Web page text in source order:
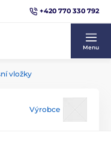
+420 770 330 792
Menu
vložky
Výrobce